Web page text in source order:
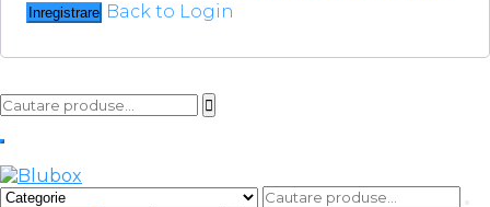
Inregistrare Back to Login